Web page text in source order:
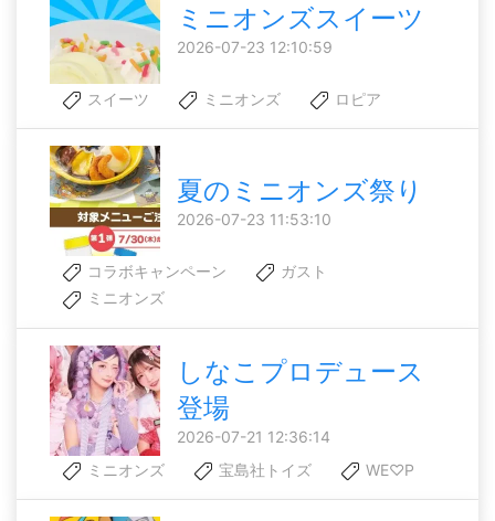
ミニオンズスイーツ
2026-07-23 12:10:59
スイーツ ミニオンズ ロピア
夏のミニオンズ祭り
2026-07-23 11:53:10
コラボキャンペーン
ガスト
ミニオンズ
しなこプロデュース
登場
2026-07-21 12:36:14
ミニオンズ
宝島社トイズ WE♡P